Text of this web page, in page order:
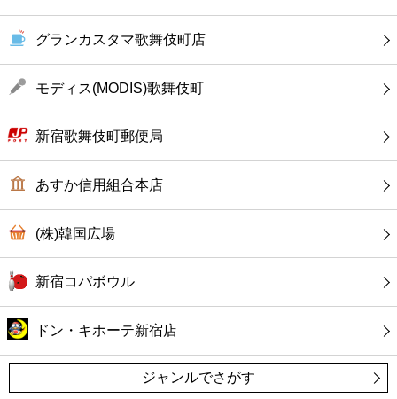
グランカスタマ歌舞伎町店
モディス(MODIS)歌舞伎町
新宿歌舞伎町郵便局
あすか信用組合本店
(株)韓国広場
新宿コパボウル
ドン・キホーテ新宿店
ジャンルでさがす